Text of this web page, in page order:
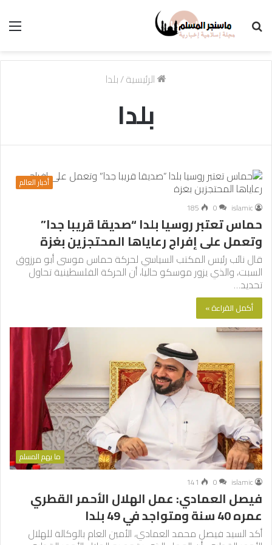
الرئيسية/بلدا
بلدا
أخبار العالم
islamic
0
185
حماس تعتبر روسيا بلدا “صديقا قريبا جدا”
وتعمل على إفراج رعاياها المحتجزين بغزة
قال نائب رئيس المكتب السياسي لحركة حماس موسى أبو مرزوق
السبت، والذي يزور موسكو حاليا، أن الحركة الفلسطينية تحاول
تحديد…
أكمل القراءة »
ما يهم المسلم
islamic
0
141
فيصل العمادي: عمل الهلال الأحمر القطري
عمره 40 سنة ومتواجد في 49 بلدا
أكد السيد فيصل محمد العمادي، الأمين العام بالوكالة للهلال